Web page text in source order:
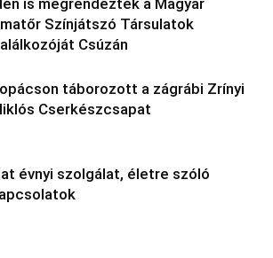
Színjátszó Társulatok
Csúzán
táborozott a zágrábi Zrínyi
Cserkészcsapat
évnyi szolgálat, életre szóló